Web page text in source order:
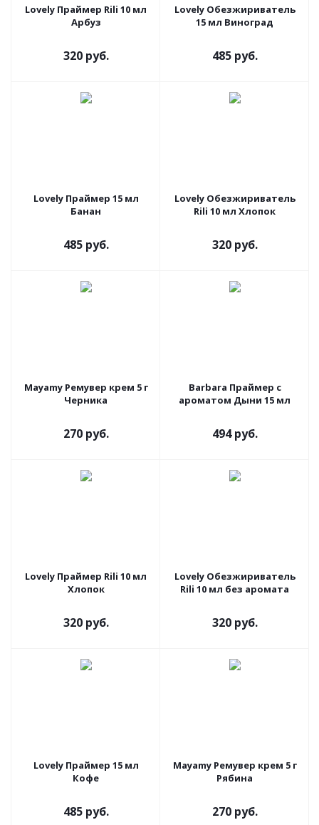
Lovely Праймер Rili 10 мл
Арбуз
320 руб.
Lovely Обезжириватель
15 мл Виноград
485 руб.
Lovely Праймер 15 мл
Банан
485 руб.
Lovely Обезжириватель
Rili 10 мл Хлопок
320 руб.
Mayamy Ремувер крем 5 г
Черника
270 руб.
Barbara Праймер с
ароматом Дыни 15 мл
494 руб.
Lovely Праймер Rili 10 мл
Хлопок
320 руб.
Lovely Обезжириватель
Rili 10 мл без аромата
320 руб.
Lovely Праймер 15 мл
Кофе
485 руб.
Mayamy Ремувер крем 5 г
Рябина
270 руб.